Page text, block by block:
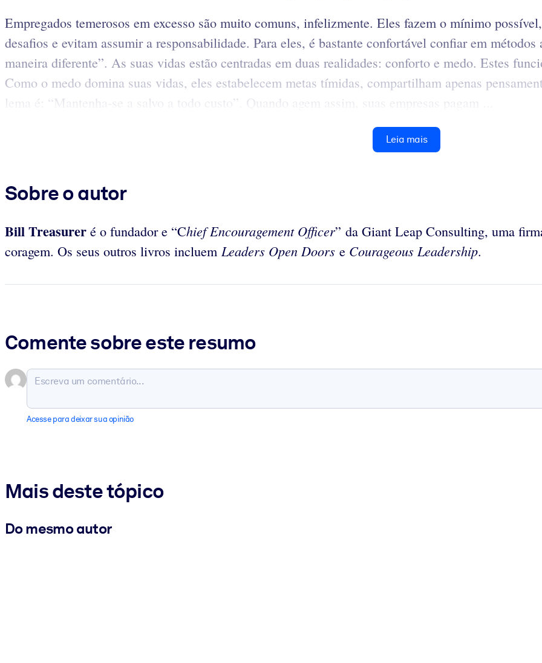
Empregados temerosos em excesso são muito comuns, infelizmente. Eles fazem o mínimo
desafios e evitam assumir a responsabilidade. Para eles, é bastante confortável confiar em
maneira diferente”. As suas vidas estão centradas em duas realidades: conforto e medo. Estes
Como o medo domina suas vidas, eles estabelecem metas tímidas, compartilham apenas
lema é: “Mantenha-se a salvo a todo custo”. Quando agem assim, suas empresas pagam ...
Leia mais
Sobre o autor
BillTreasurer é o fundador e “Chief Encouragement Officer” da Giant Leap Consulting, uma
coragem. Os seus outros livros incluem Leaders Open Doors e Courageous Leadership.
Comente sobre este resumo
Acesse para deixar sua opinião
Mais deste tópico
Do mesmo autor